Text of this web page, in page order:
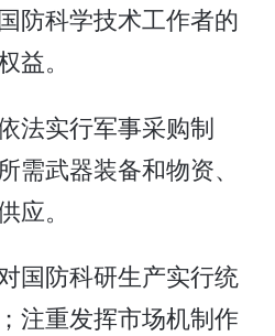
防科学技术工作者的
益。
法实行军事采购制
需武器装备和物资、
应。
国防科研生产实行统
注重发挥市场机制作